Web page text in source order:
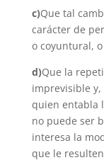
c)Que tal
carácter de
o coyuntural,
d)Que la
imprevisible
quien entabla
no puede ser
interesa la
que le